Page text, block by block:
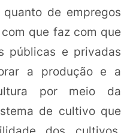
de empregos
que faz com que
públicas e privadas
a produção e a
por meio da
de cultivo que